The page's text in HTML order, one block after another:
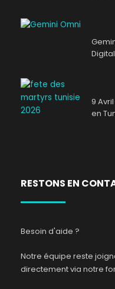
9
en
RESTONS EN
Besoin d'aide ?
Notre équipe reste
directement via notre